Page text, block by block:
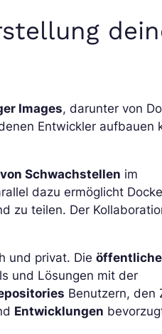
Images, darunter von
Entwickler aufbauen
Schwachstellen im
dazu ermöglicht
zu teilen. Der
und privat. Die
und Lösungen mit der
Benutzern, den
Entwicklungen